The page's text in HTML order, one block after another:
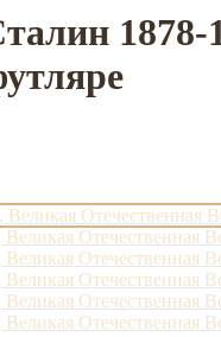
1878-